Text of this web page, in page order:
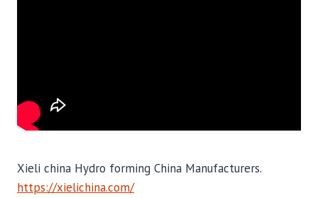
Xieli china Hydro forming China Manufacturers.
https://xielichina.com/